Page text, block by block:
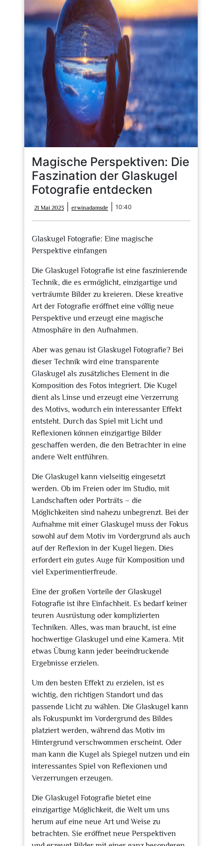
Magische Perspektiven: Die
Faszination der Glaskugel
Fotografie entdecken
21 Mai 2023
Mai
2023
erwinadamsde erwinadamsde
10:40
Glaskugel Fotografie: Eine magische
Perspektive einfangen
Die Glaskugel Fotografie ist eine faszinierende
Technik, die es ermöglicht, einzigartige und
verträumte Bilder zu kreieren. Diese kreative
Art der Fotografie eröffnet eine völlig neue
Perspektive und erzeugt eine magische
Atmosphäre in den Aufnahmen.
Aber was genau ist Glaskugel Fotografie? Bei
dieser Technik wird eine transparente
Glaskugel als zusätzliches Element in die
Komposition des Fotos integriert. Die Kugel
dient als Linse und erzeugt eine Verzerrung
des Motivs, wodurch ein interessanter Effekt
entsteht. Durch das Spiel mit Licht und
Reflexionen können einzigartige Bilder
geschaffen werden, die den Betrachter in eine
andere Welt entführen.
Die Glaskugel kann vielseitig eingesetzt
werden. Ob im Freien oder im Studio, mit
Landschaften oder Porträts – die
Möglichkeiten sind nahezu unbegrenzt. Bei der
Aufnahme mit einer Glaskugel muss der Fokus
sowohl auf dem Motiv im Vordergrund als auch
auf der Reflexion in der Kugel liegen. Dies
erfordert ein gutes Auge für Komposition und
viel Experimentierfreude.
Eine der großen Vorteile der Glaskugel
Fotografie ist ihre Einfachheit. Es bedarf keiner
teuren Ausrüstung oder komplizierten
Techniken. Alles, was man braucht, ist eine
hochwertige Glaskugel und eine Kamera. Mit
etwas Übung kann jeder beeindruckende
Ergebnisse erzielen.
Um den besten Effekt zu erzielen, ist es
wichtig, den richtigen Standort und das
passende Licht zu wählen. Die Glaskugel kann
als Fokuspunkt im Vordergrund des Bildes
platziert werden, während das Motiv im
Hintergrund verschwommen erscheint. Oder
man kann die Kugel als Spiegel nutzen und ein
interessantes Spiel von Reflexionen und
Verzerrungen erzeugen.
Die Glaskugel Fotografie bietet eine
einzigartige Möglichkeit, die Welt um uns
herum auf eine neue Art und Weise zu
betrachten. Sie eröffnet neue Perspektiven